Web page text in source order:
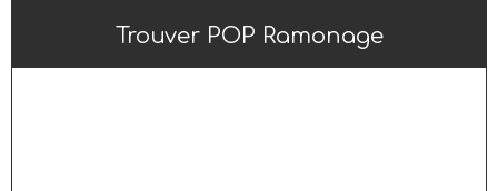
Trouver POP Ramonage